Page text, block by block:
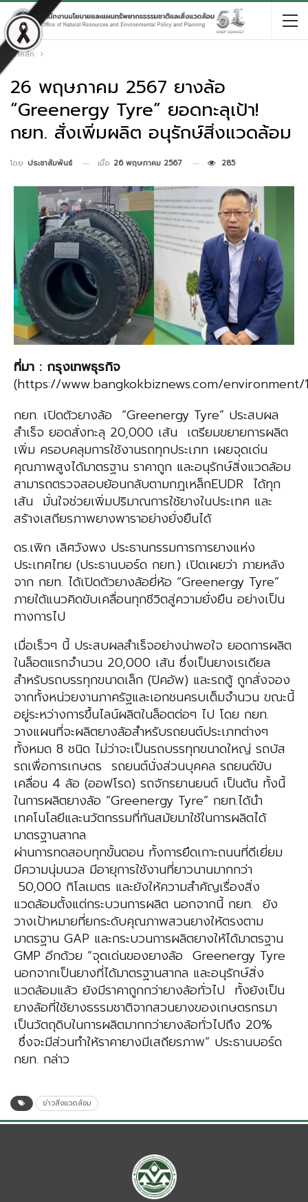
หน้าหลัก
26 พฤษภาคม 2567 ยางล้อ
“Greenergy Tyre” ยอดทะลุเป้า!
กยท. สั่งเพิ่มผลิต อนุรักษ์สิ่งแวดล้อม
โดย ประชาสัมพันธ์ เมื่อ 26 พฤษภาคม 2567 285
ที่มา : กรุงเทพธุรกิจ
(https://www.bangkokbiznews.com/environment/
กยท. เปิดตัวยางล้อ “Greenergy Tyre” ประสบผล
สำเร็จ ยอดสั่งทะลุ 20,000 เส้น เตรียมขยายการผลิต
เพิ่ม ครอบคลุมการใช้งานรถทุกประเภท เผยจุดเด่น
คุณภาพสูงได้มาตรฐาน ราคาถูก และอนุรักษ์สิ่งแวดล้อม
สามารถตรวจสอบย้อนกลับตามกฎเหล็กEUDR ได้ทุก
เส้น มั่นใจช่วยเพิ่มปริมาณการใช้ยางในประเทศ และ
สร้างเสถียรภาพยางพาราอย่างยั่งยืนได้
ดร.เพิก เลิศวังพง ประธานกรรมการการยางแห่ง
ประเทศไทย (ประธานบอร์ด กยท.) เปิดเผยว่า ภายหลัง
จาก กยท. ได้เปิดตัวยางล้อยี่ห้อ “Greenergy Tyre”
ภายใต้แนวคิดขับเคลื่อนทุกชีวิตสู่ความยั่งยืน อย่างเป็น
ทางการไป
เมื่อเร็วๆ นี้ ประสบผลสำเร็จอย่างน่าพอใจ ยอดการผลิต
ในล็อตแรกจำนวน 20,000 เส้น ซึ่งเป็นยางเรเดียล
สำหรับรถบรรทุกขนาดเล็ก (ปิคอัพ) และรถตู้ ถูกสั่งจอง
จากทั้งหน่วยงานภาครัฐและเอกชนครบเต็มจำนวน ขณะนี้
อยู่ระหว่างการขึ้นไลน์ผลิตในล็อตต่อๆ ไป โดย กยท.
วางแผนที่จะผลิตยางล้อสำหรับรถยนต์ประเภทต่างๆ
ทั้งหมด 8 ชนิด ไม่ว่าจะเป็นรถบรรทุกขนาดใหญ่ รถบัส
รถเพื่อการเกษตร รถยนต์นั่งส่วนบุคคล รถยนต์ขับ
เคลื่อน 4 ล้อ (ออฟโรด) รถจักรยานยนต์ เป็นต้น ทั้งนี้
ในการผลิตยางล้อ “Greenergy Tyre” กยท.ได้นำ
เทคโนโลยีและนวัตกรรมที่ทันสมัยมาใช้ในการผลิตได้
มาตรฐานสากล
ผ่านการทดสอบทุกขั้นตอน ทั้งการยึดเกาะถนนที่ดีเยี่ยม
มีความนุ่มนวล มีอายุการใช้งานที่ยาวนานมากกว่า
50,000 กิโลเมตร และยังให้ความสำคัญเรื่องสิ่ง
แวดล้อมตั้งแต่กระบวนการผลิต นอกจากนี้ กยท. ยัง
วางเป้าหมายที่ยกระดับคุณภาพสวนยางให้ตรงตาม
มาตรฐาน GAP และกระบวนการผลิตยางให้ได้มาตรฐาน
GMP อีกด้วย “จุดเด่นของยางล้อ Greenergy Tyre
นอกจากเป็นยางที่ได้มาตรฐานสากล และอนุรักษ์สิ่ง
แวดล้อมแล้ว ยังมีราคาถูกกว่ายางล้อทั่วไป ทั้งยังเป็น
ยางล้อที่ใช้ยางธรรมชาติจากสวนยางของเกษตรกรมา
เป็นวัตถุดิบในการผลิตมากกว่ายางล้อทั่วไปถึง 20%
ซึ่งจะมีส่วนทำให้ราคายางมีเสถียรภาพ” ประธานบอร์ด
กยท. กล่าว
ข่าวสิ่งแวดล้อม